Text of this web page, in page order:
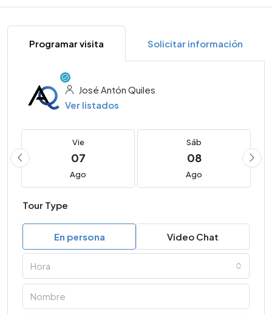
Programar visita Solicitar información
José Antón Quiles
Ver listados
Vie
07
Ago
Sáb
08
Ago
Tour Type
En persona Video Chat
Hora